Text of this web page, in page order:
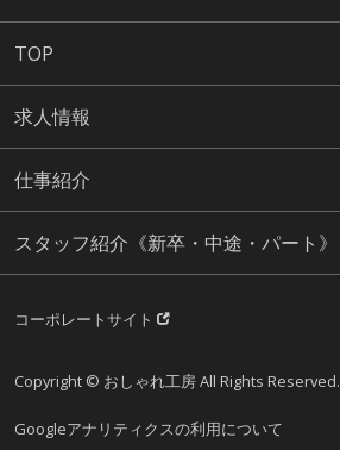
TOP
求人情報
仕事紹介
スタッフ紹介《新卒・中途・パート》
コーポレートサイト
Copyright © おしゃれ工房 All Rights Reserved.
Googleアナリティクスの利用について